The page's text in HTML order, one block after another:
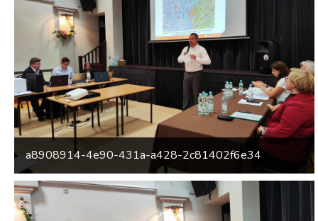
a8908914-4e90-431a-a428-2c81402f6e34